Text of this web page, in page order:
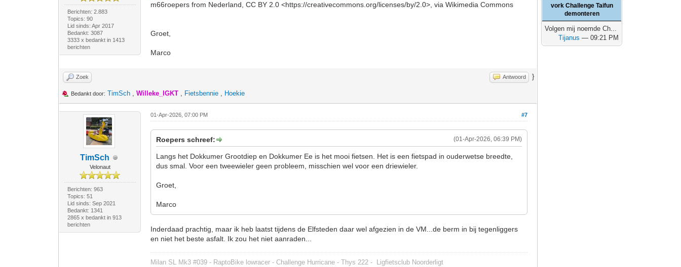
Berichten: 2.883
Topics: 90
Lid sinds: Apr 2017
Bedankt: 3087
3333 x bedankt in 1413
berichten
m66roepers from Nederland, CC BY 2.0 <https://creativecommons.org/licenses/by/2.0>, via Wikimedia Commons
Groet,
Marco
Zoek Antwoord }
Bedankt door: TimSch ,Willeke_IGKT , Fietsbennie , Hoekie
TimSch
Velonaut
Berichten: 963
Topics: 51
Lid sinds: Sep 2021
Bedankt: 1341
2865 x bedankt in 913
berichten
#7
01-Apr-2026, 07:00 PM
(01-Apr-2026, 06:39 PM)
Roepers schreef:
Langs het Dokkumer Grootdiep en Dokkumer Ee is het mooi fietsen. Het is een fietspad in ouderwetse breedte,
dus smal. Voor een tweewieler geen probleem, misschien wel voor een driewieler.
Groet,
Marco
Inderdaad prachtig, maar ik heb laatst tijdens de Elfsteden daar wel afgezien in de VM...de berm in bij tegenliggers
en niet het beste asfalt. Ik zou het niet aanraden...
Milan SL Mk3 #039 - RaptoBike lowracer - Challenge Hurricane - Thys 222 - Ligfietsclub Noorderligt
vork Challenge Taifun
demonteren
Volgen mij noemde Ch...
Tijanus — 09:21 PM